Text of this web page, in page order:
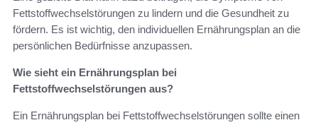
Fettstoffwechselstörungen zu lindern und die Gesundheit zu
fördern. Es ist wichtig, den individuellen Ernährungsplan an die
persönlichen Bedürfnisse anzupassen.
Wie sieht ein Ernährungsplan bei
Fettstoffwechselstörungen aus?
Ein Ernährungsplan bei Fettstoffwechselstörungen sollte einen